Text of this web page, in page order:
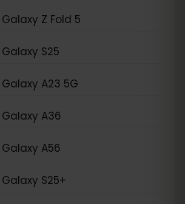
Z Fold 5
S25
A23 5G
A36
A56
S25+